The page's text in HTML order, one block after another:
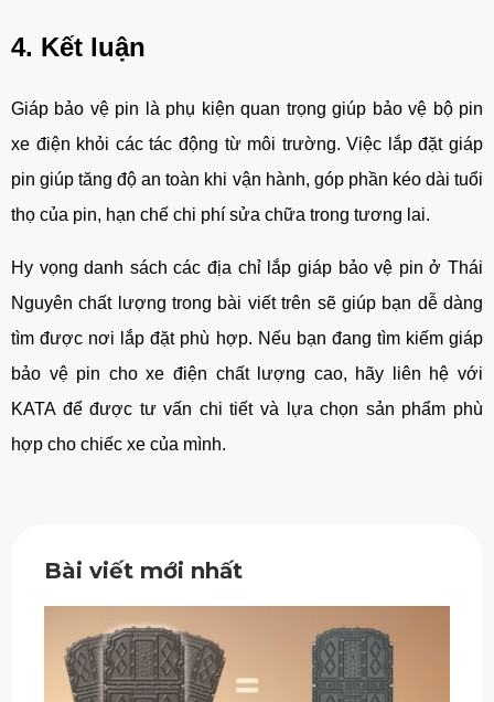
4. Kết luận
Giáp bảo vệ pin là phụ kiện quan trọng giúp bảo vệ bộ pin
xe điện khỏi các tác động từ môi trường. Việc lắp đặt giáp
pin giúp tăng độ an toàn khi vận hành, góp phần kéo dài tuổi
thọ của pin, hạn chế chi phí sửa chữa trong tương lai.
Hy vọng danh sách các địa chỉ lắp giáp bảo vệ pin ở Thái
Nguyên chất lượng trong bài viết trên sẽ giúp bạn dễ dàng
tìm được nơi lắp đặt phù hợp. Nếu bạn đang tìm kiếm giáp
bảo vệ pin cho xe điện chất lượng cao, hãy liên hệ với
KATA để được tư vấn chi tiết và lựa chọn sản phẩm phù
hợp cho chiếc xe của mình.
Bài viết mới nhất